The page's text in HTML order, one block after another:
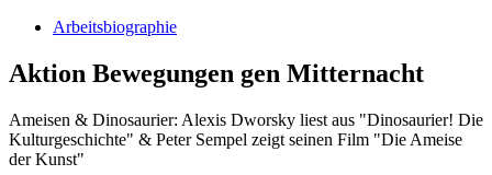
Arbeitsbiographie
Aktion Bewegungen gen Mitternacht
Ameisen & Dinosaurier: Alexis Dworsky liest aus "Dinosaurier! Die
Kulturgeschichte" & Peter Sempel zeigt seinen Film "Die Ameise
der Kunst"